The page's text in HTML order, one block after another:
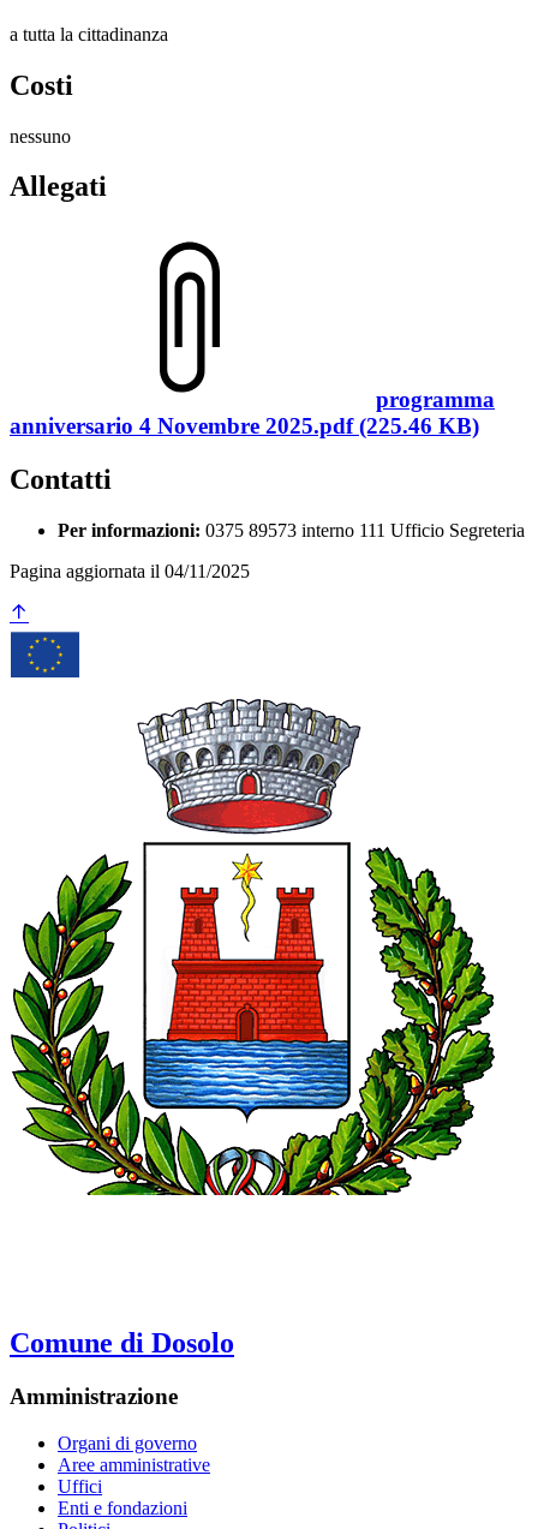
a tutta la cittadinanza
Costi
nessuno
Allegati
programma
anniversario 4 Novembre 2025.pdf (225.46 KB)
Contatti
Per informazioni: 0375 89573 interno 111 Ufficio Segreteria
Pagina aggiornata il 04/11/2025
Comune di Dosolo
Amministrazione
Organi di governo
Aree amministrative
Uffici
Enti e fondazioni